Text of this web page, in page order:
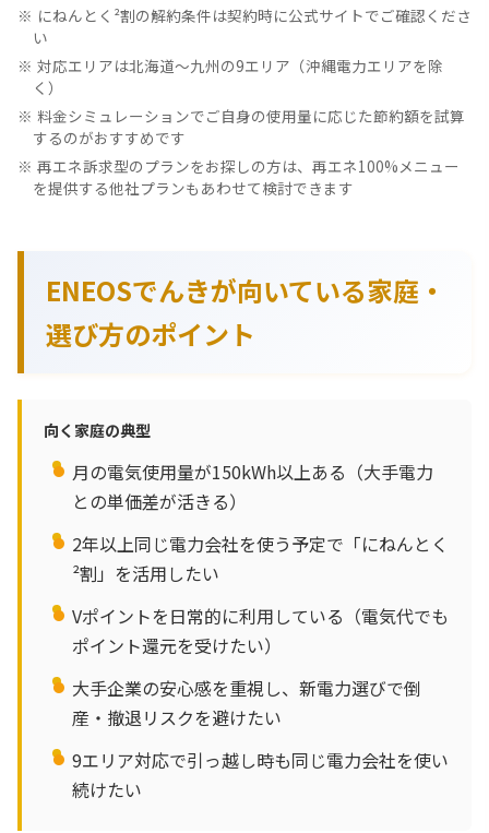
にねんとく²割の解約条件は契約時に公式サイトでご確認くださ
い
対応エリアは北海道〜九州の9エリア（沖縄電力エリアを除
く）
料金シミュレーションでご自身の使用量に応じた節約額を試算
するのがおすすめです
再エネ訴求型のプランをお探しの方は、再エネ100%メニュー
を提供する他社プランもあわせて検討できます
ENEOSでんきが向いている家庭・
選び方のポイント
向く家庭の典型
月の電気使用量が150kWh以上ある（大手電力
との単価差が活きる）
2年以上同じ電力会社を使う予定で「にねんとく
²割」を活用したい
Vポイントを日常的に利用している（電気代でも
ポイント還元を受けたい）
大手企業の安心感を重視し、新電力選びで倒
産・撤退リスクを避けたい
9エリア対応で引っ越し時も同じ電力会社を使い
続けたい